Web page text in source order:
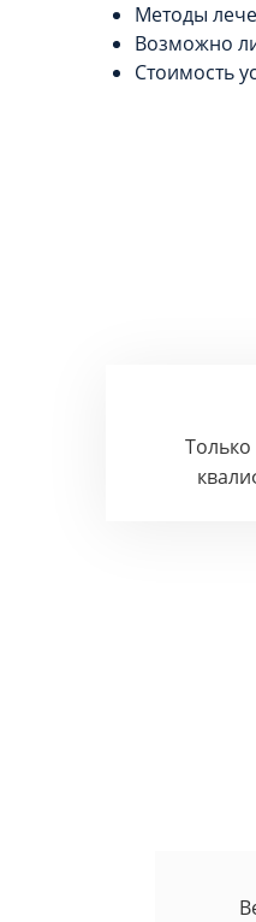
Методы
Возможно
Стоимость